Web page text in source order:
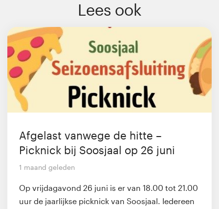
Lees ook
Afgelast vanwege de hitte –
Picknick bij Soosjaal op 26 juni
1 maand geleden
Op vrijdagavond 26 juni is er van 18.00 tot 21.00
uur de jaarlijkse picknick van Soosjaal. Iedereen